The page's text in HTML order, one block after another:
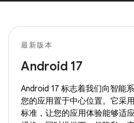
最新版本
Android 17
Android 17 标志着我们向智能
您的应用置于中心位置。它采
标准，让您的应用体验能够适